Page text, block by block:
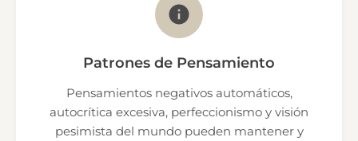
Patrones de Pensamiento
Pensamientos negativos automáticos,
autocrítica excesiva, perfeccionismo y visión
pesimista del mundo pueden mantener y